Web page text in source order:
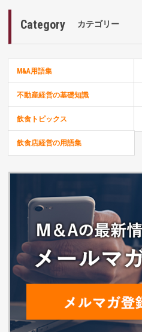
Category カテゴリー
M&A用語集
不動産経営の基礎知識
飲食トピックス
飲食店経営の用語集